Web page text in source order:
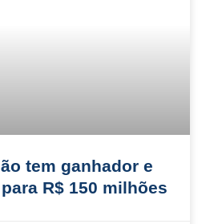
tem ganhador e
R$ 150 milhões